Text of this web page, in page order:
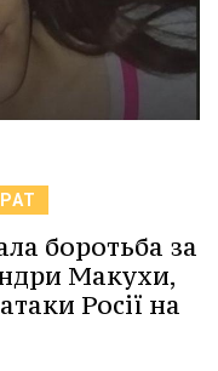
боротьба за
Макухи,
Росії на